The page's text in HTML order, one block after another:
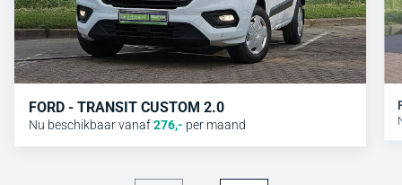
FORD - TRANSIT CUSTOM 2.0
Nu beschikbaar vanaf276,- per maand